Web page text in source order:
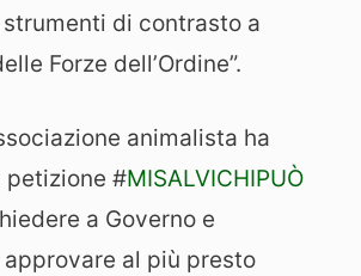
di contrasto a
Forze dell’Ordine”.
animalista ha
petizione #MISALVICHIPUÒ
a Governo e
al più presto